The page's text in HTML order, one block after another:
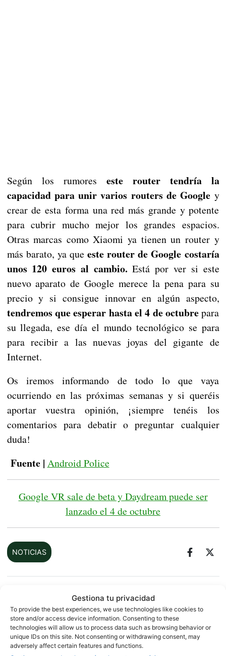
Gestiona tu privacidad
To provide the best experiences, we use technologies like cookies to
store and/or access device information. Consenting to these
technologies will allow us to process data such as browsing behavior or
unique IDs on this site. Not consenting or withdrawing consent, may
adversely affect certain features and functions.
Según los rumores este router tendría la
capacidad para unir varios routers de Google y
crear de esta forma una red más grande y potente
para cubrir mucho mejor los grandes espacios.
Otras marcas como Xiaomi ya tienen un router y
más barato, ya que este router de Google costaría
unos 120 euros al cambio. Está por ver si este
nuevo aparato de Google merece la pena para su
precio y si consigue innovar en algún aspecto,
tendremos que esperar hasta el 4 de octubrepara
su llegada, ese día el mundo tecnológico se para
para recibir a las nuevas joyas del gigante de
Internet.
Os iremos informando de todo lo que vaya
ocurriendo en las próximas semanas y si queréis
aportar vuestra opinión, ¡siempre tenéis los
comentarios para debatir o preguntar cualquier
duda!
Fuente | Android Police
Google VR sale de beta y Daydream puede ser
lanzado el 4 de octubre
NOTICIAS
Sobre este autor